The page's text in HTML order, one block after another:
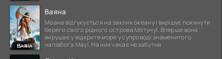
Ваяна
Моана відгукується на заклик океану і вирішує покинути
береги свого рідного острова Мотунуї. Вперше вона
вирушає у відкрите море у супроводі знаменитого
напівбога Мауї. На них чекає незабутня